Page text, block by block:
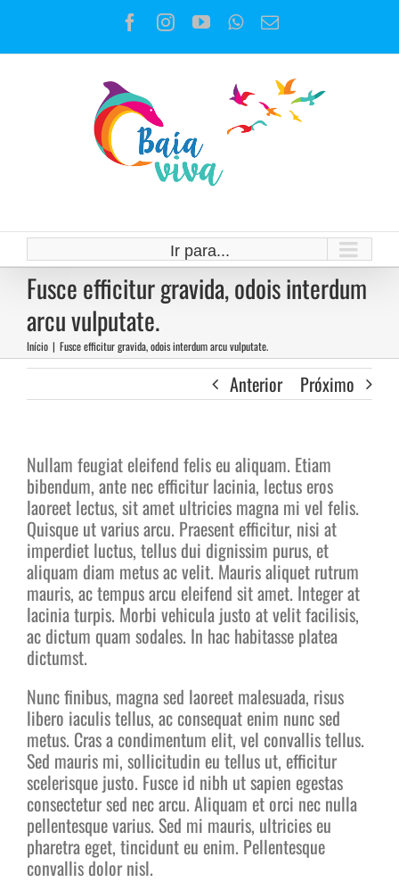
o
Facebook
Instagram
YouTubeWhatsApp
E-
Ir para...
Fusce efficitur gravida, odois interdum
arcu vulputate.
Início | Fusce efficitur gravida, odois interdum arcu vulputate.
Anterior Próximo
Nullam feugiat eleifend felis eu aliquam. Etiam
bibendum, ante nec efficitur lacinia, lectus eros
laoreet lectus, sit amet ultricies magna mi vel felis.
Quisque ut varius arcu. Praesent efficitur, nisi at
imperdiet luctus, tellus dui dignissim purus, et
aliquam diam metus ac velit. Mauris aliquet rutrum
mauris, ac tempus arcu eleifend sit amet. Integer at
lacinia turpis. Morbi vehicula justo at velit facilisis,
ac dictum quam sodales. In hac habitasse platea
dictumst.
Nunc finibus, magna sed laoreet malesuada, risus
libero iaculis tellus, ac consequat enim nunc sed
metus. Cras a condimentum elit, vel convallis tellus.
Sed mauris mi, sollicitudin eu tellus ut, efficitur
scelerisque justo. Fusce id nibh ut sapien egestas
consectetur sed nec arcu. Aliquam et orci nec nulla
pellentesque varius. Sed mi mauris, ultricies eu
pharetra eget, tincidunt eu enim. Pellentesque
convallis dolor nisl.